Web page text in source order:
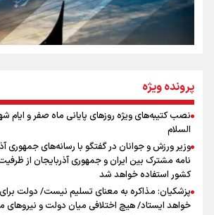
روایت ایران از کنار مردم
جمله‌ای که بغض چهارماهه را شکست؛
تهران رفتند»
سه حسرتی که به دلم ماند
اینفو برنا / توصیه‌هایی طلایی برای پیاده
پرونده ویژه
نصب کتیبه‌های ویژه روزهای پایانی ماه صفر و ایام
السلام
وزیر ورزش و جوانان در گفتگو با رسانه‌های جمهوری
نامه مشترک بین ایران و جمهوری آذربایجان از
کشور استفاده خواهد شد
پزشکیان: مذاکره به معنای تسلیم نیست/ دولت
خواهد ایستاد/ هیچ اختلافی میان دولت و نیروهای